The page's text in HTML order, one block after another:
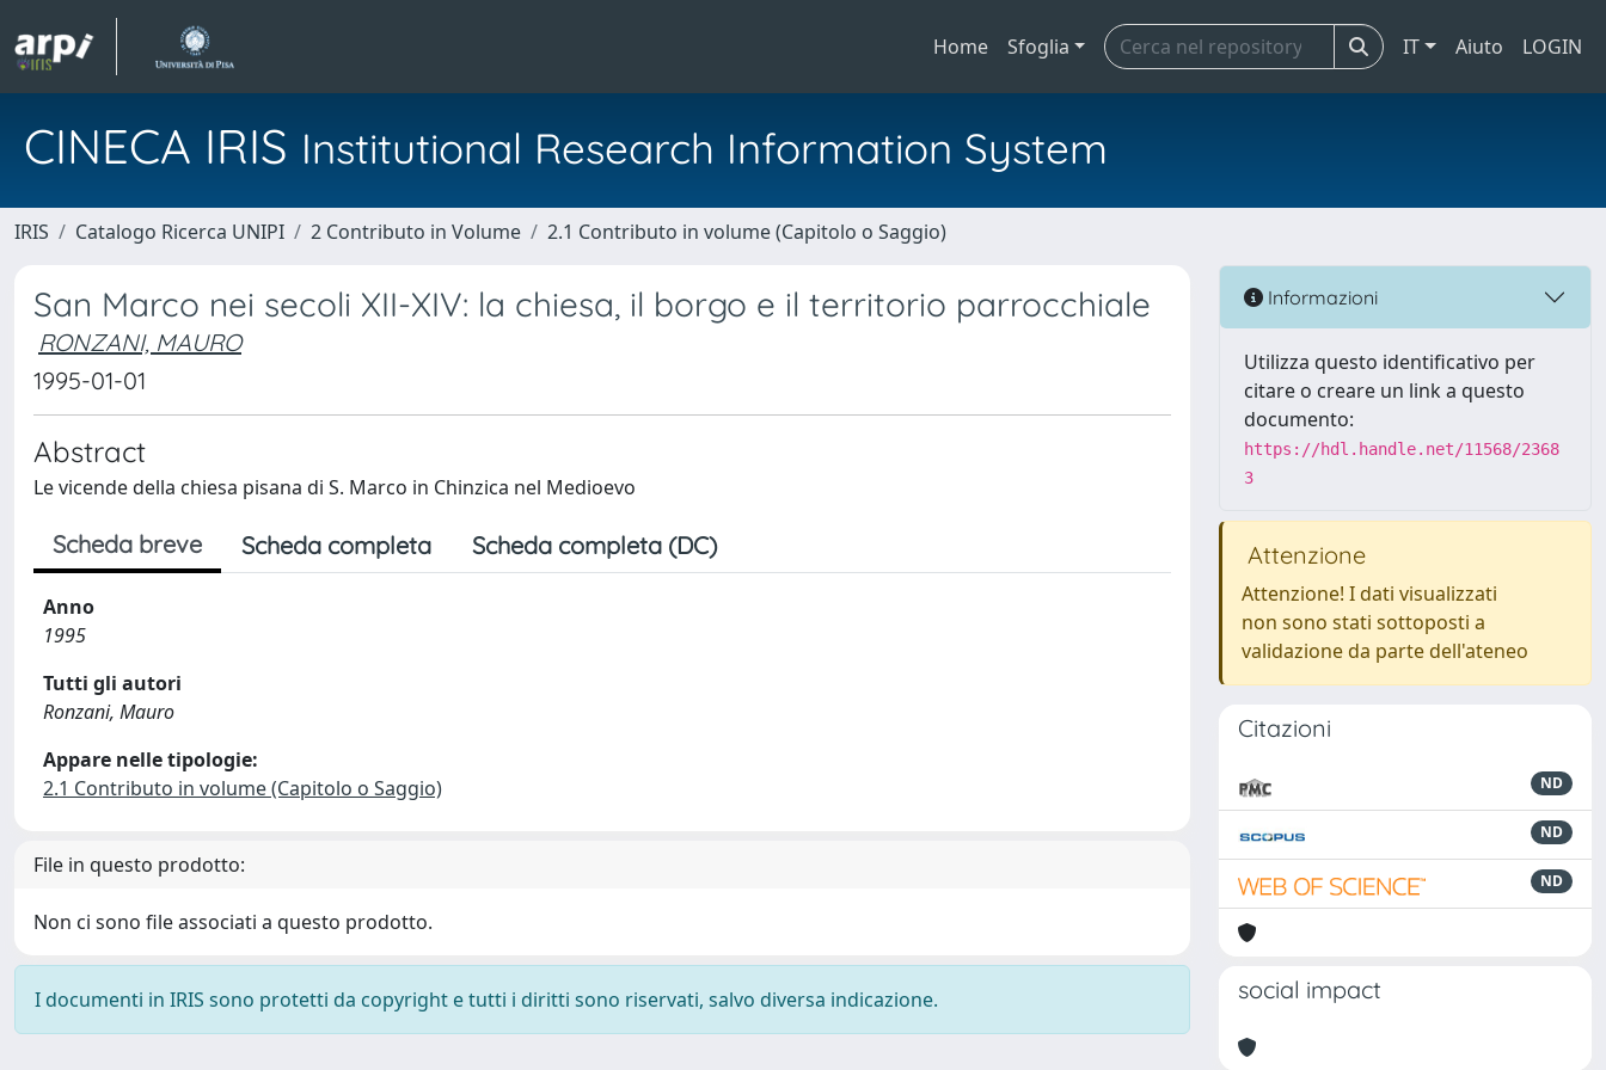
Home Sfoglia IT Aiuto LOGIN
CINECA IRIS Institutional Research Information System
IRIS Catalogo Ricerca UNIPI 2 Contributo in Volume 2.1 Contributo in volume (Capitolo o Saggio)
San Marco nei secoli XII-XIV: la chiesa, il borgo e il territorio parrocchiale
RONZANI, MAURO
1995-01-01
Abstract
Le vicende della chiesa pisana di S. Marco in Chinzica nel Medioevo
Scheda breve Scheda completa Scheda completa (DC)
Anno
1995
Tutti gli autori
Ronzani, Mauro
Appare nelle tipologie:
2.1 Contributo in volume (Capitolo o Saggio)
File in questo prodotto:
Non ci sono file associati a questo prodotto.
I documenti in IRIS sono protetti da copyright e tutti i diritti sono riservati, salvo diversa indicazione.
Informazioni
Utilizza questo identificativo per
citare o creare un link a questo
documento:
https://hdl.handle.net/11568/2368
3
Attenzione
Attenzione! I dati visualizzati
non sono stati sottoposti a
validazione da parte dell'ateneo
Citazioni
ND
ND
ND
social impact